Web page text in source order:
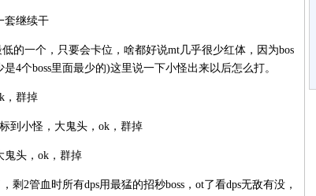
继续干
一个，只要会卡位，啥都好说mt几乎很少红体，因为bos
4个boss里面最少的)这里说一下小怪出来以后怎么打。
群掉
小怪，大鬼头，ok，群掉
头，ok，群掉
2管血时所有dps用最猛的招秒boss，ot了看dps无敌有没，